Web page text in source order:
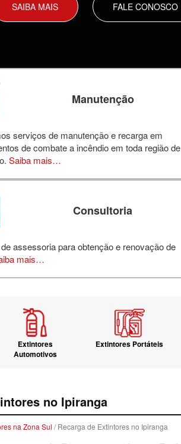
SAIBA MAIS FALE CONOSCO
Manutenção
serviços de manutenção e recarga em
de combate a incêndio em toda região de
Saiba mais…
Consultoria
assessoria para obtenção e renovação de
mais…
Extintores
Automotivos
Extintores Portáteis
no Ipiranga
na Zona Sul / Recarga de Extintores no Ipiranga